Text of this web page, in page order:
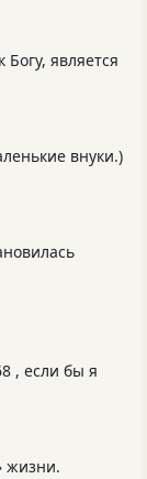
является
внуки.)
, если бы я
жизни.